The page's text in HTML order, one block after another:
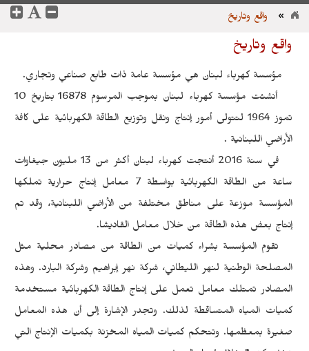
» واقع وتاريخ
واقع وتاريخ
مؤسسة كهرباء لبنان هي مؤسسة عامة ذات طابع صناعي وتجاري.
أنشئت مؤسسة كهرباء لبنان بموجب المرسوم 16878 بتاريخ 10
تموز 1964 لتتولى أمور إنتاج ونقل وتوزيع الطاقة الكهربائية على كافة
الأراضي اللبنانية .
في سنة 2016 أنتجت كهرباء لبنان أكثر من 13 مليون جيغاوات
ساعة من الطاقة الكهربائية بواسطة 7 معامل إنتاج حرارية تملكها
المؤسسة موزعة على مناطق مختلفة من الأراضي اللبنانية، وقد تم
إنتاج بعض هذه الطاقة من خلال معامل القاديشا.
تقوم المؤسسة بشراء كميات من الطاقة من مصادر محلية مثل
المصلحة الوطنية لنهر الليطاني، شركة نهر إبراهيم وشركة البارد. وهذه
المصادر تمتلك معامل تعمل على إنتاج الطاقة الكهربائية مستخدمة
كميات المياه المتساقطة لذلك. وتجدر الإشارة إلى أن هذه المعامل
صغيرة بمعظمها. وتتحكم كميات المياه المخزنة بكميات الإنتاج التي